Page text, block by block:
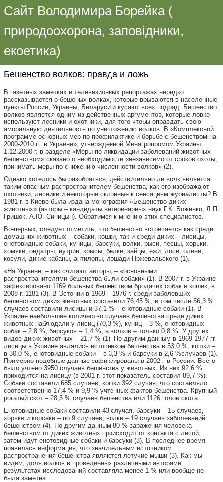
Сайт Володимира Борейка (
природоохорона, заповідники,
екоетика)
Бешенство волков: правда и ложь
В газетных заметках и телевизионных репортажах нередко
рассказывается о бешеных волках, которые врываются в населенные
пункты России, Украины, Беларуси и кусают всех подряд. Бешенство
волков является одним из действенных аргументов, которые ловко
используют лесники и охотники, для того чтобы оправдать свою
аморальную деятельность по уничтожению волков. В «Комплексной
программе основных мер по профилактике и борьбе с бешенством на
2000-2010 гг. в Украине», утвержденной Минагропромом Украины
1.12.2000 г. в разделе «Меры по ликвидации заболеваний животных
бешенством» сказано о необходимости «независимо от сроков охоты,
принимать меры по снижению численности волков» (2).
Однако хотелось бы разобраться, действительно ли волк является
таким опасным распространителем бешенства, как его изображают
охотники, лесники и некоторые склонные к сенсациям журналисты? В
1981 г. в Киеве была издана монография «Бешенство диких
животных» (авторы – кандидаты ветеринарных наук Г.К. Боженко, Л.П.
Гришок, А.Ю. Синицын). Обратимся к мнению этих специалистов.
Во-первых, следует отметить, что бешенство встречается как среди
домашних животных – собаки, кошки, так и среди диких – лисицы,
енетовидные собаки, куницы, барсуки, волки, рыси, песцы, хорьки,
хомяки, ондатры, нутрии, крысы, белки, зайцы, ежи, лоси, олени,
косули, дикие кабаны, антилопы, лошади Пржевальского (1).
«На Украине, – как считают авторы, – «основными
распространителями бешенства были собаки» (1). В 2007 г. в Украине
зафиксировано 1169 больных бешенством бродячих собак и кошек, в
2008 г. 1181 (3). В Эстонии в 1969 – 1976 г. среди заболевших
бешенством диких животных составили 76,45 %, в том числе 56,3 %
случаев составили лисицы и 37,1 % – енотовидные собаки (1). В
Украине наибольшее количество случаев бешенства среди диких
животных наблюдали у лисиц (70,3 %), куниц – 3 %, енотовидных
собак – 2,8 %, барсуков – 1,4 %, а волков – только 0,8 %. У других
видов диких животных – 21,7 % (1). По другим данным в 1969-1977 гг.
лисицы в Украине являлись источником бешенства в 53,0 %, кошки –
в 30,0 %, енотовидные собаки – в 3,3 % и барсуки в 2,6 %случаев (1).
Примерно подобные данные зафиксированы в 2002 г в России. Всего
было учтено 3950 случаев бешенства у животных. Из них 92,6 %
приходится на лисицу (в 2001 г. этот показатель составил 89,7 %).
Собаки составили 685 случаев, кошки 392 случая, что составляло
соответственно 17,4 % и 9,9 % учтенных фактов бешенства. Крупный
рогатый скот – 28,5 % случаев бешенства или 1126 голов скота.
Енотовидные собаки составили 43 случая, барсуки – 15 случаев,
хорьки и корсаки – по 9 случаев, волки – 19 случаев заболеваний
бешенством (4). По другим данным 80 % заражения человека
бешенством от диких животных происходит от контакта с лисой,
затем идут енотовидные собаки и барсуки (3). В последнее время
появилась информация, что значительным источником
распространения бешенства являются летучие мыши (3). Как мы
видим, доля волков в проведенных различными авторами
результатах исследований составляла менее 1 % или вообще не
была заметна.